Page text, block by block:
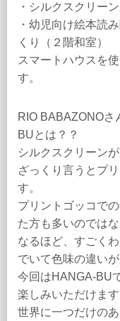
・シルクスクリー
・幼児向け絵本読
くり（２階和室）
スマートハウスを
す。
RIO BABAZONO
BUとは？？
シルクスクリーン
ざっくり言うとプ
す。
プリントゴッコで
た方も多いのではな
なるほど、すごく
でいて色味の違い
今回はHANGA-BU
楽しみいただけます
世界に一つだけの